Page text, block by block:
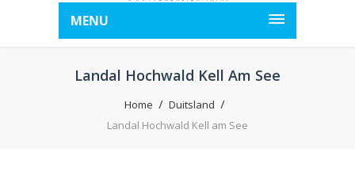
MENU
Landal Hochwald Kell Am See
Home
Duitsland
Landal Hochwald Kell am See